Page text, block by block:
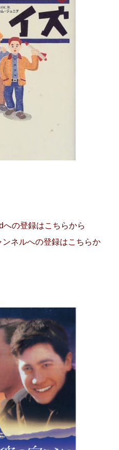
の登録はこちらから
ネルへの登録はこちらか